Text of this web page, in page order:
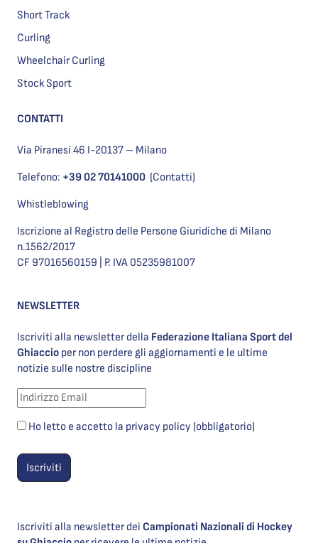
Short Track
Curling
Wheelchair Curling
Stock Sport
CONTATTI
Via Piranesi 46 I-20137 – Milano
Telefono: +39 02 70141000 (Contatti)
Whistleblowing
Iscrizione al Registro delle Persone Giuridiche di Milano
n.1562/2017
CF 97016560159 | P. IVA 05235981007
NEWSLETTER
Iscriviti alla newsletter della Federazione Italiana Sport del
Ghiaccio per non perdere gli aggiornamenti e le ultime
notizie sulle nostre discipline
Ho letto e accetto la privacy policy (obbligatorio)
Iscriviti alla newsletter dei Campionati Nazionali di Hockey